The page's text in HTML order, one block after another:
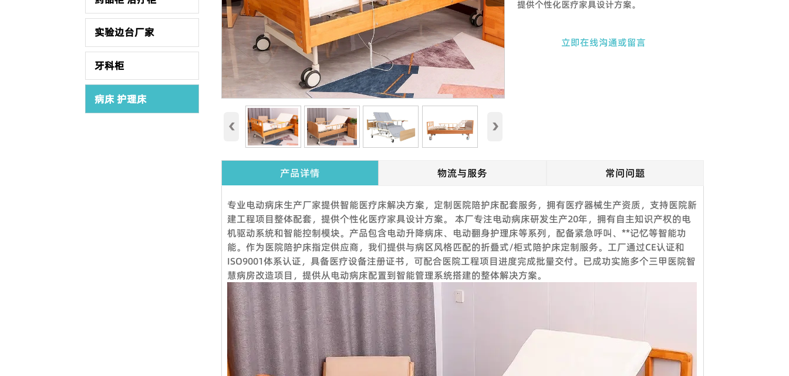
实验边台厂家
牙科柜
病床 护理床
‹ ›
提供个性化医疗家具设计方案。
立即在线沟通或留言
产品详情 物流与服务 常问问题
专业电动病床生产厂家提供智能医疗床解决方案，定制医院陪护床配套服务，拥有医疗器械生产资质，支持医院新
建工程项目整体配套，提供个性化医疗家具设计方案。 本厂专注电动病床研发生产20年，拥有自主知识产权的电
机驱动系统和智能控制模块。产品包含电动升降病床、电动翻身护理床等系列，配备紧急呼叫、**记忆等智能功
能。作为医院陪护床指定供应商，我们提供与病区风格匹配的折叠式/柜式陪护床定制服务。工厂通过CE认证和
ISO9001体系认证，具备医疗设备注册证书，可配合医院工程项目进度完成批量交付。已成功实施多个三甲医院智
慧病房改造项目，提供从电动病床配置到智能管理系统搭建的整体解决方案。
Q1. 我可以在下订单之前索取样品吗？
是的，我们欢迎样品订单来测试和检查质量。混合样品是可以接受的。但考虑到节省邮费，我们还提供详细的图片和其他
您需要的文件，以作为替代解决方案来消除您的顾虑。
Q2.我可以参观你们的工厂吗？
当然，我们的工厂位于中国广州，距离广州白云国际机场仅 12 公里。如果您想参观我们的工厂，请联系我们预约。除了
带您参观我们的工厂外，我们还可以帮助您预订酒店、机场接机等。
Q3.你们工厂的付款期限是怎样的？
标准产品，通常以 TT 30% 定金，装货前 70% 余款；信用证；OA；贸易保证可接受。定制产品需支付 50% 定金。
Q4：交货时间怎么样？
标准产品需要5-7个工作日，定制产品时间需要20天；大批量生产需要10天**。